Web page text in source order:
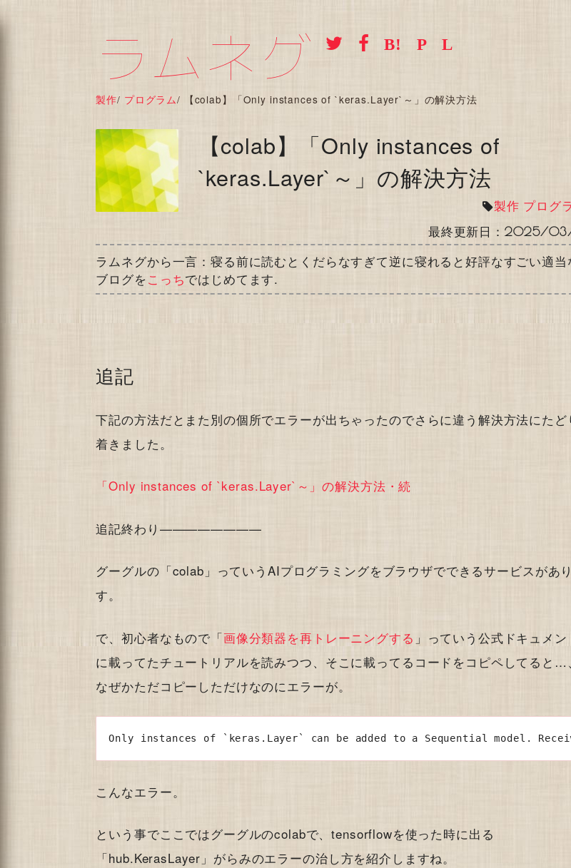
ラムネグ
製作/ プログラム/ 【colab】「Only instances of `keras.Layer`～」の解決方法
【colab】「Only instances of
`keras.Layer`～」の解決方法
製作 プログ
最終更新日： 2025/
ラムネグから一言：寝る前に読むとくだらなすぎて逆に寝れると好評なすごい適当
ブログをこっちではじめてます.
追記
下記の方法だとまた別の個所でエラーが出ちゃったのでさらに違う解決方法にたど
着きました。
「Only instances of `keras.Layer`～」の解決方法・続
追記終わり————————
グーグルの「colab」っていうAIプログラミングをブラウザでできるサービスがあ
す。
で、初心者なもので「画像分類器を再トレーニングする 」っていう公式ドキュメン
に載ってたチュートリアルを読みつつ、そこに載ってるコードをコピペしてると…、
なぜかただコピーしただけなのにエラーが。
Only instances of `keras.Layer` can be added to a Sequential model.
こんなエラー。
という事でここではグーグルのcolabで、tensorflowを使った時に出る
「hub.KerasLayer」がらみのエラーの治し方を紹介しますね。